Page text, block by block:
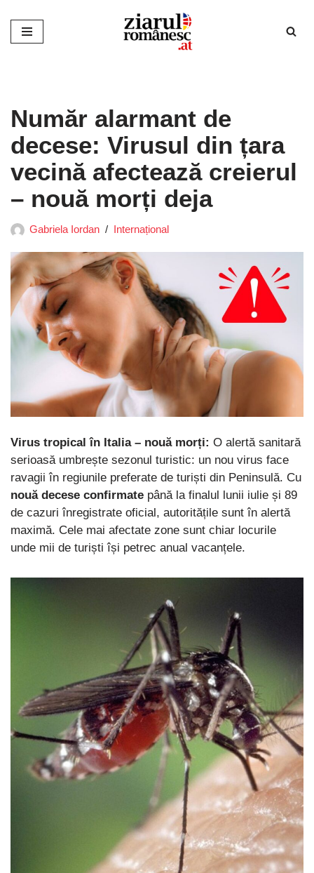
Sari
Număr alarmant de
decese: Virusul din țara
vecină afectează creierul
– nouă morți deja
Gabriela Iordan Internațional
Virus tropical în Italia – nouă morți: O alertă sanitară
serioasă umbrește sezonul turistic: un nou virus face
ravagii în regiunile preferate de turiști din Peninsulă. Cu
nouă decese confirmate până la finalul lunii iulie și 89
de cazuri înregistrate oficial, autoritățile sunt în alertă
maximă. Cele mai afectate zone sunt chiar locurile
unde mii de turiști își petrec anual vacanțele.